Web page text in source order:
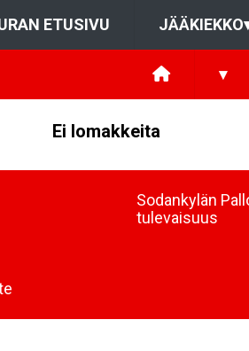
ETUSIVU JÄÄKIEKKO
▾
Ei lomakkeita
Sodankylän
tulevaisuus